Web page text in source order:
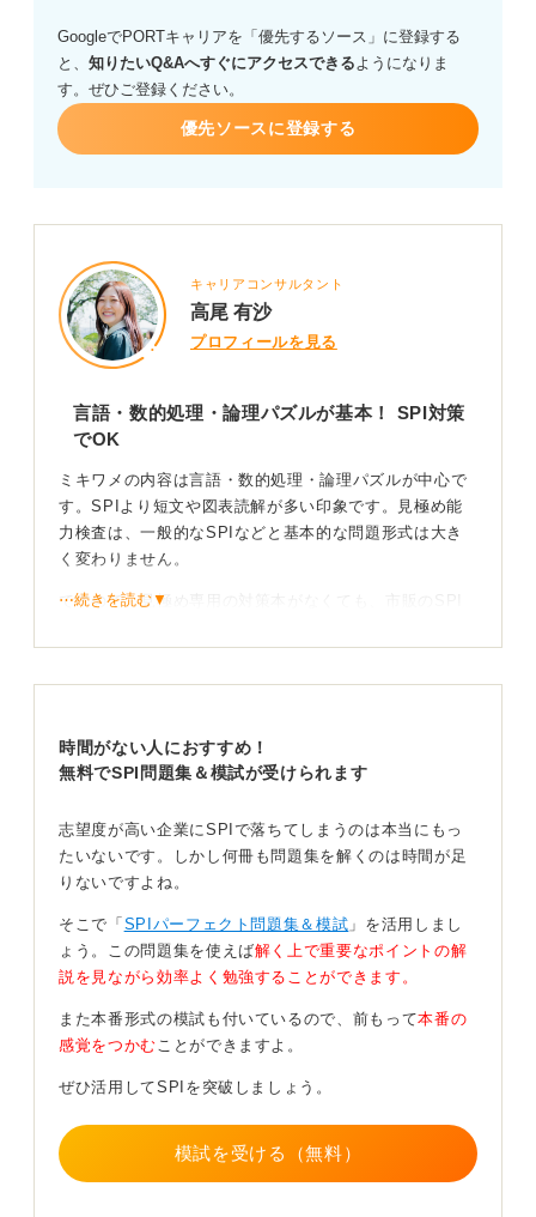
GoogleでPORTキャリアを「優先するソース」に登録する
と、 知りたいQ&Aへすぐにアクセスできるようになりま
す。ぜひご登録ください。
優先ソースに登録する
キャリアコンサルタント
高尾 有沙
プロフィールを見る
言語・数的処理・論理パズルが基本！ SPI対策
でOK
ミキワメの内容は言語・数的処理・論理パズルが中心で
す。SPIより短文や図表読解が多い印象です。見極め能
力検査は、一般的なSPIなどと基本的な問題形式は大き
く変わりません。
ですので、見極め専用の対策本がなくても、市販のSPI
に長く必要ないと思います。
見極めは試験時間が30分程度と短いので、一度の対策に
玉手箱よりも少し簡単なので、見極めのためだけに1週間
や2週間も学習する必要はないと思います。
時間配分の習得が鍵！ 計算問題は効率的な方法を身
に付けよう
え込ませるのが近道となります。
クセをつけて時間を短縮しましょう。
⋯続きを読む▼
時間がない人におすすめ！
無料でSPI問題集＆模試が受けられます
志望度が高い企業にSPIで落ちてしまうのは本当にもっ
たいないです。しかし何冊も問題集を解くのは時間が足
りないですよね。
そこで「 SPIパーフェクト問題集＆模試 」を活用しまし
ょう。この問題集を使えば解く上で重要なポイントの解
説を見ながら効率よく勉強することができます。
また本番形式の模試も付いているので、前もって本番の
感覚をつかむ ことができますよ。
ぜひ活用してSPIを突破しましょう。
模試を受ける（無料）